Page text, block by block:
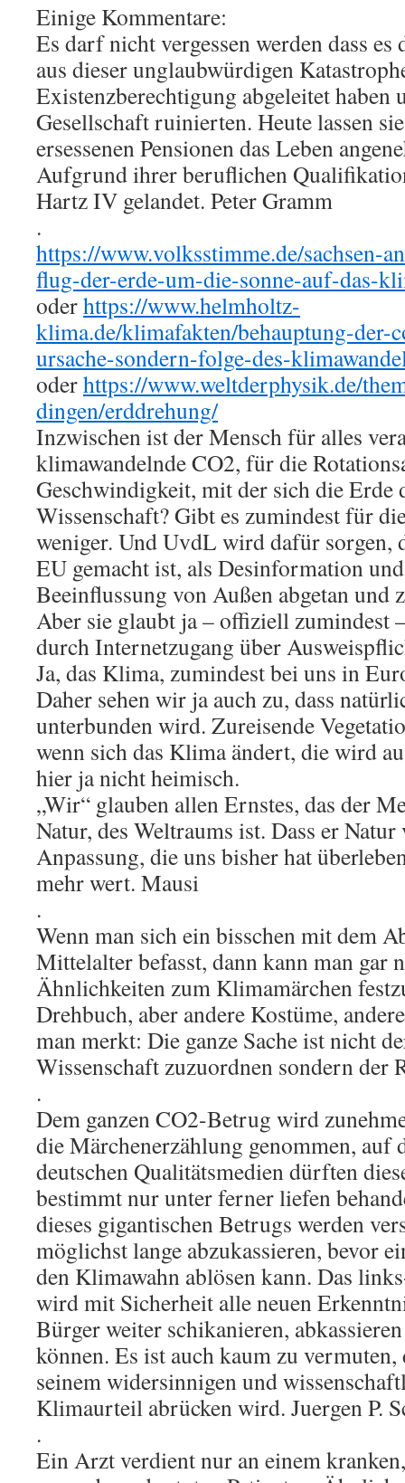
Einige Kommentare:
Es darf nicht vergessen werden dass
aus dieser unglaubwürdigen
Existenzberechtigung abgeleitet haben
Gesellschaft ruinierten. Heute lassen
ersessenen Pensionen das Leben
Aufgrund ihrer beruflichen
Hartz IV gelandet. Peter Gramm
.
https://www.volksstimme.de/sachsen-
flug-der-erde-um-die-sonne-auf-das-
oderhttps://www.helmholtz-
klima.de/klimafakten/behauptung-der-
ursache-sondern-folge-des-
oderhttps://www.weltderphysik.de/
dingen/erddrehung/
Inzwischen ist der Mensch für alles
klimawandelnde CO2, für die
Geschwindigkeit, mit der sich die Erde
Wissenschaft? Gibt es zumindest für
weniger. Und UvdL wird dafür sorgen,
EU gemacht ist, als Desinformation
Beeinflussung von Außen abgetan und
Aber sie glaubt ja – offiziell zumindest
durch Internetzugang über
Ja, das Klima, zumindest bei uns in
Daher sehen wir ja auch zu, dass
unterbunden wird. Zureisende
wenn sich das Klima ändert, die wird
hier ja nicht heimisch.
„Wir“ glauben allen Ernstes, das der
Natur, des Weltraums ist. Dass er
Anpassung, die uns bisher hat
mehr wert. Mausi
.
Wenn man sich ein bisschen mit dem
Mittelalter befasst, dann kann man gar
Ähnlichkeiten zum Klimamärchen
Drehbuch, aber andere Kostüme,
man merkt: Die ganze Sache ist nicht
Wissenschaft zuzuordnen sondern der
.
Dem ganzen CO2-Betrug wird
die Märchenerzählung genommen, auf
deutschen Qualitätsmedien dürften
bestimmt nur unter ferner liefen
dieses gigantischen Betrugs werden
möglichst lange abzukassieren, bevor
den Klimawahn ablösen kann. Das
wird mit Sicherheit alle neuen
Bürger weiter schikanieren,
können. Es ist auch kaum zu
seinem widersinnigen und
Klimaurteil abrücken wird. Juergen P.
.
Ein Arzt verdient nur an einem